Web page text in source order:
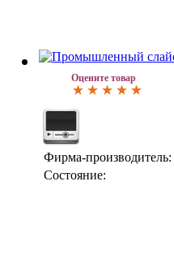
Оцените товар
Фирма-производитель:
Состояние: